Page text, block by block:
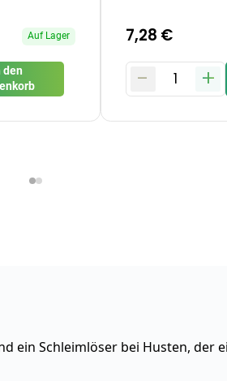
Auf Lager
den
7,28 €
- 1 +
ein Schleimlöser bei Husten, der